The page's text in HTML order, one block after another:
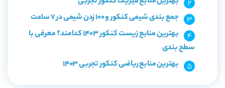
جمع بندی شیمی کنکور و 100 زدن شیمی در 7 ساعت
بهترین منابع زیست کنکور 1403 کدامند؟ معرفی با
سطح بندی
بهترین منابع ریاضی کنکور تجربی 1403